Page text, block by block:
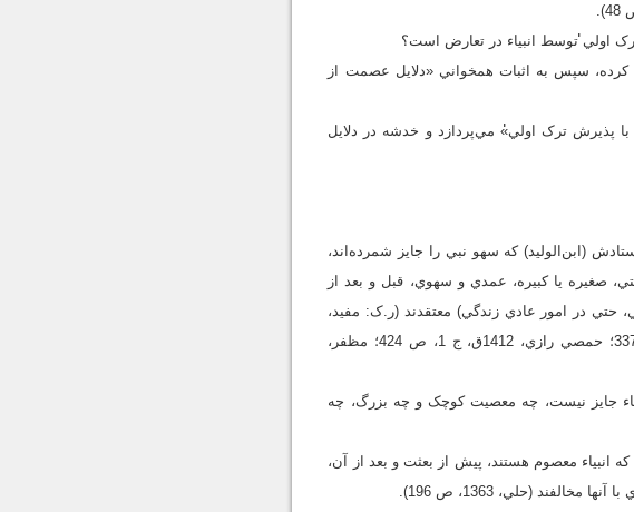
اولي̍̍ توسط انبياء در تعارض است؟
کرده، سپس به اثبات همخواني «دلايل عصمت از
پذيرش ترک اولي̍̍» مي‌پردازد و خدشه در دلايل
(ابن‌الوليد) که سهو نبي را جايز شمرده‌اند،
صغيره يا کبيره، عمدي و سهوي، قبل و بعد از
حتي در امور عادي زندگي) معتقدند (ر.ک: مفيد،
1413ق ـ ب، ج 4، ص 62ـ65؛ همو، 1413ق ـ الف، ص 29؛ سيد مرتضي، 1411ق، ص 337؛ حمصي رازي، 1412ق، ج 1، ص 424؛ مظفر،
جايز نيست، چه معصيت کوچک و چه بزرگ، چه
انبياء معصوم هستند، پيش از بعثت و بعد از آن،
(حلي، 1363، ص 196).